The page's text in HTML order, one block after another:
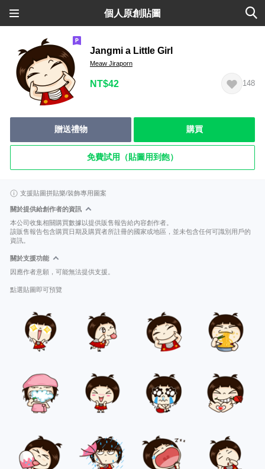
個人原創貼圖
Jangmi a Little Girl
Meaw Jiraporn
NT$42 148
贈送禮物 購買
免費試用（貼圖用到飽）
支援貼圖拼貼樂/裝飾專用圖案
關於提供給創作者的資訊
本公司收集相關購買數據以提供販售報告給內容創作者。
該販售報告包含購買日期及購買者所註冊的國家或地區，並未包含任何可識別用戶的
資訊。
關於支援功能
因應作者意願，可能無法提供支援。
點選貼圖即可預覽